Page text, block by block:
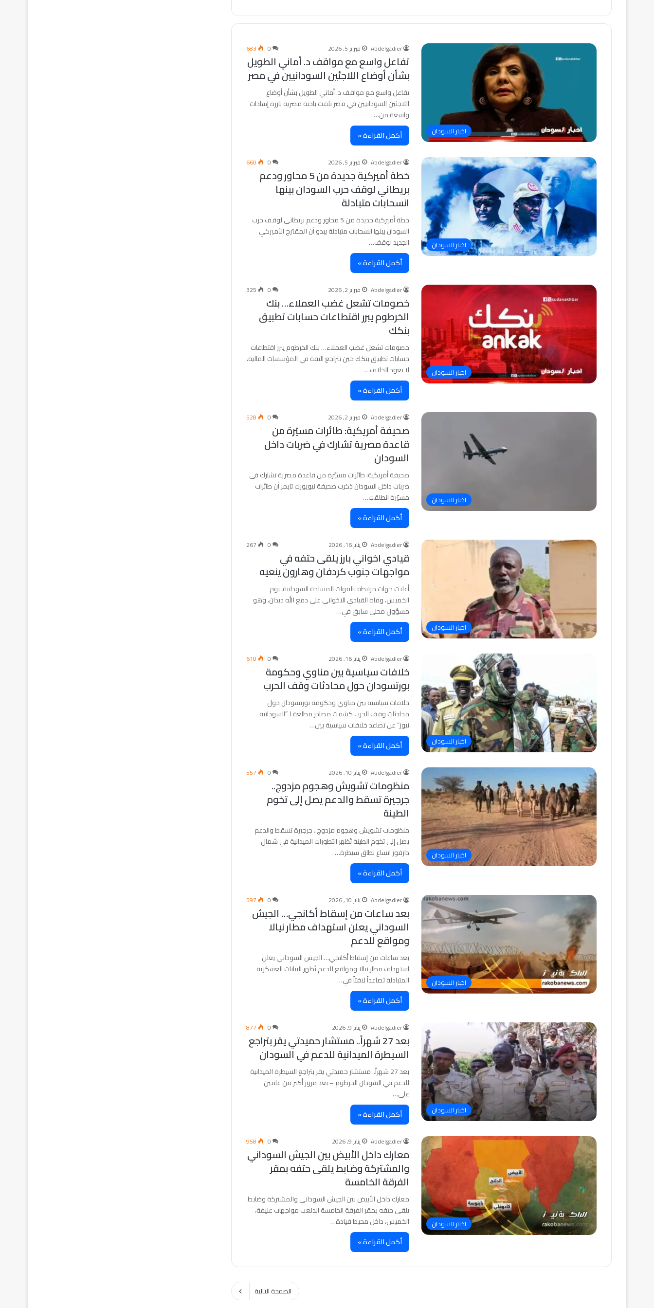
اخبار السودان
Abdelgadier فبراير 5, 2026 0
683
تفاعل واسع مع مواقف د. أماني الطويل
بشأن أوضاع اللاجئين السودانيين في مصر
تفاعل واسع مع مواقف د. أماني الطويل بشأن أوضاع
اللاجئين السودانيين في مصر تلقت باحثة مصرية بارزة إشادات
واسعة من…
أكمل القراءة »
اخبار السودان
Abdelgadier فبراير 5, 2026 0
660
خطة أميركية جديدة من 5 محاور ودعم
بريطاني لوقف حرب السودان بينها
انسحابات متبادلة
خطة أميركية جديدة من 5 محاور ودعم بريطاني لوقف حرب
السودان بينها انسحابات متبادلة يبدو أن المقترح الأميركي
الجديد لوقف…
أكمل القراءة »
اخبار السودان
Abdelgadier فبراير 2, 2026 0
325
خصومات تشعل غضب العملاء… بنك
الخرطوم يبرر اقتطاعات حسابات تطبيق
بنكك
خصومات تشعل غضب العملاء… بنك الخرطوم يبرر اقتطاعات
حسابات تطبيق بنكك حين تتراجع الثقة في المؤسسات المالية،
لا يعود الخلاف…
أكمل القراءة »
اخبار السودان
Abdelgadier فبراير 2, 2026 0
528
صحيفة أمريكية: طائرات مسيّرة من
قاعدة مصرية تشارك في ضربات داخل
السودان
صحيفة أمريكية: طائرات مسيّرة من قاعدة مصرية تشارك في
ضربات داخل السودان ذكرت صحيفة نيويورك تايمز أن طائرات
مسيّرة انطلقت…
أكمل القراءة »
اخبار السودان
Abdelgadier يناير 16, 2026 0
267
قيادي اخواني بارز يلقى حتفه في
مواجهات جنوب كردفان وهارون ينعيه
أعلنت جهات مرتبطة بالقوات المسلحة السودانية، يوم
الخميس، وفاة القيادي الاخواني علي دفع الله ديدان، وهو
مسؤول محلي سابق في…
أكمل القراءة »
اخبار السودان
Abdelgadier يناير 16, 2026 0
610
خلافات سياسية بين مناوي وحكومة
بورتسودان حول محادثات وقف الحرب
خلافات سياسية بين مناوي وحكومة بورتسودان حول
محادثات وقف الحرب كشفت مصادر مطلعة لـ”السودانية
نيوز” عن تصاعد خلافات سياسية بين…
أكمل القراءة »
اخبار السودان
Abdelgadier يناير 10, 2026 0
557
منظومات تشويش وهجوم مزدوج..
جرجيرة تسقط والدعم يصل إلى تخوم
الطينة
منظومات تشويش وهجوم مزدوج.. جرجيرة تسقط والدعم
يصل إلى تخوم الطينة تُظهر التطورات الميدانية في شمال
دارفور اتساع نطاق سيطرة…
أكمل القراءة »
اخبار السودان
Abdelgadier يناير 10, 2026 0
597
بعد ساعات من إسقاط أكانجي… الجيش
السوداني يعلن استهداف مطار نيالا
ومواقع للدعم
بعد ساعات من إسقاط أكانجي… الجيش السوداني يعلن
استهداف مطار نيالا ومواقع للدعم تُظهر البيانات العسكرية
المتبادلة تصاعداً لافتاً في…
أكمل القراءة »
اخبار السودان
Abdelgadier يناير 9, 2026 0
877
بعد 27 شهراً.. مستشار حميدتي يقر بتراجع
السيطرة الميدانية للدعم في السودان
بعد 27 شهراً.. مستشار حميدتي يقر بتراجع السيطرة الميدانية
للدعم في السودان الخرطوم – بعد مرور أكثر من عامين
على…
أكمل القراءة »
اخبار السودان
Abdelgadier يناير 9, 2026 0
958
معارك داخل الأبيض بين الجيش السوداني
والمشتركة وضابط يلقى حتفه بمقر
الفرقة الخامسة
معارك داخل الأبيض بين الجيش السوداني والمشتركة وضابط
يلقى حتفه بمقر الفرقة الخامسة اندلعت مواجهات عنيفة،
الخميس، داخل محيط قيادة…
أكمل القراءة »
الصفحة التالية